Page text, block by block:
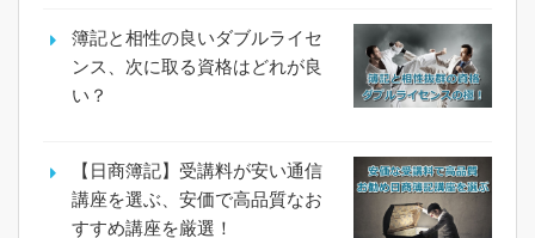
簿記と相性の良いダブルライセ
ンス、次に取る資格はどれが良
い？
【日商簿記】受講料が安い通信
講座を選ぶ、安価で高品質なお
すすめ講座を厳選！